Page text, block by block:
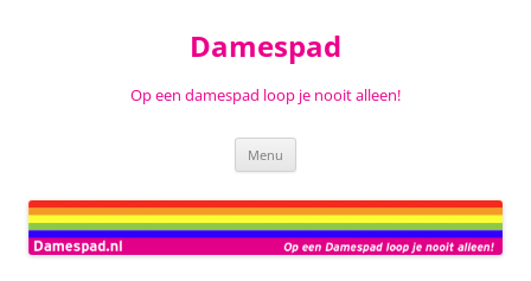
Damespad
Op een damespad loop je nooit alleen!
Menu